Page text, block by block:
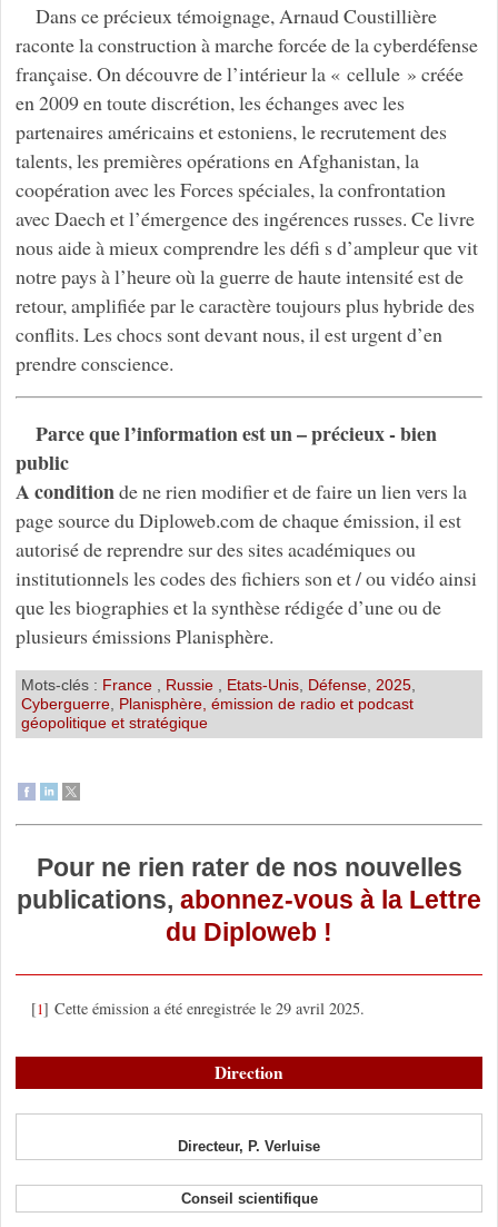
Dans ce précieux témoignage, Arnaud Coustillière
raconte la construction à marche forcée de la cyberdéfense
française. On découvre de l’intérieur la « cellule » créée
en 2009 en toute discrétion, les échanges avec les
partenaires américains et estoniens, le recrutement des
talents, les premières opérations en Afghanistan, la
coopération avec les Forces spéciales, la confrontation
avec Daech et l’émergence des ingérences russes. Ce livre
nous aide à mieux comprendre les défi s d’ampleur que vit
notre pays à l’heure où la guerre de haute intensité est de
retour, amplifiée par le caractère toujours plus hybride des
conflits. Les chocs sont devant nous, il est urgent d’en
prendre conscience.
Parce que l’information est un – précieux - bien
public
A conditionde ne rien modifier et de faire un lien vers la
page source du Diploweb.com de chaque émission, il est
autorisé de reprendre sur des sites académiques ou
institutionnels les codes des fichiers son et / ou vidéo ainsi
que les biographies et la synthèse rédigée d’une ou de
plusieurs émissions Planisphère.
Mots-clés : France , Russie , Etats-Unis, Défense, 2025,
Cyberguerre, Planisphère, émission de radio et podcast
géopolitique et stratégique
Pour ne rien rater de nos nouvelles
publications, abonnez-vous à la Lettre
du Diploweb !
[1]Cette émission a été enregistrée le 29 avril 2025.
Direction
Directeur, P. Verluise
Conseil scientifique